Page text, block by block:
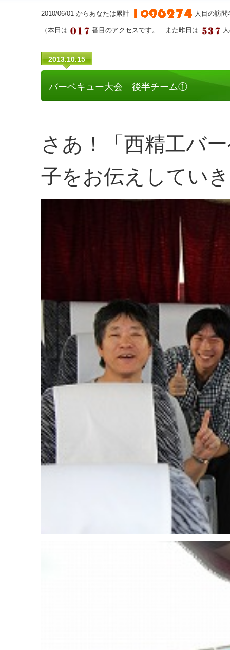
2010/06/01 からあなたは累計 人目の訪
（本日は 番目のアクセスです。 また昨日は
2013.10.15
バーベキュー大会 後半チーム①
さあ！「西精工バ
子をお伝えしてい